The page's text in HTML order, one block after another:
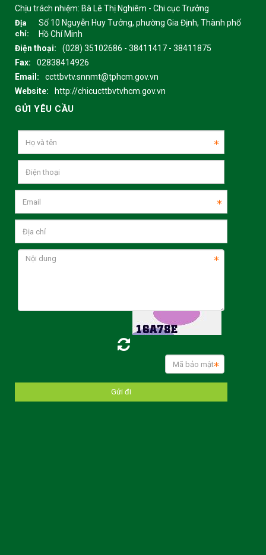
Chịu trách nhiệm: Bà Lê Thị Nghiêm - Chi cục Trưởng
Địa
chỉ:
Số 10 Nguyễn Huy Tưởng, phường Gia Định, Thành phố
Hồ Chí Minh
Điện thoại:
(028) 35102686 - 38411417 - 38411875
Fax:
02838414926
Email:
ccttbvtv.snnmt@tphcm.gov.vn
Website:
http://chicucttbvtvhcm.gov.vn
GỬI YÊU CẦU